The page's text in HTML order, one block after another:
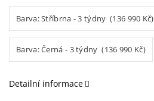
Barva: Stříbrna - 3 týdny (136 990 Kč)
Barva: Černá - 3 týdny (136 990 Kč)
Detailní informace